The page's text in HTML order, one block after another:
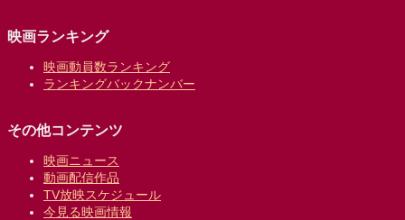
映画ランキング
映画動員数ランキング
ランキングバックナンバー
その他コンテンツ
映画ニュース
動画配信作品
TV放映スケジュール
今見る映画情報